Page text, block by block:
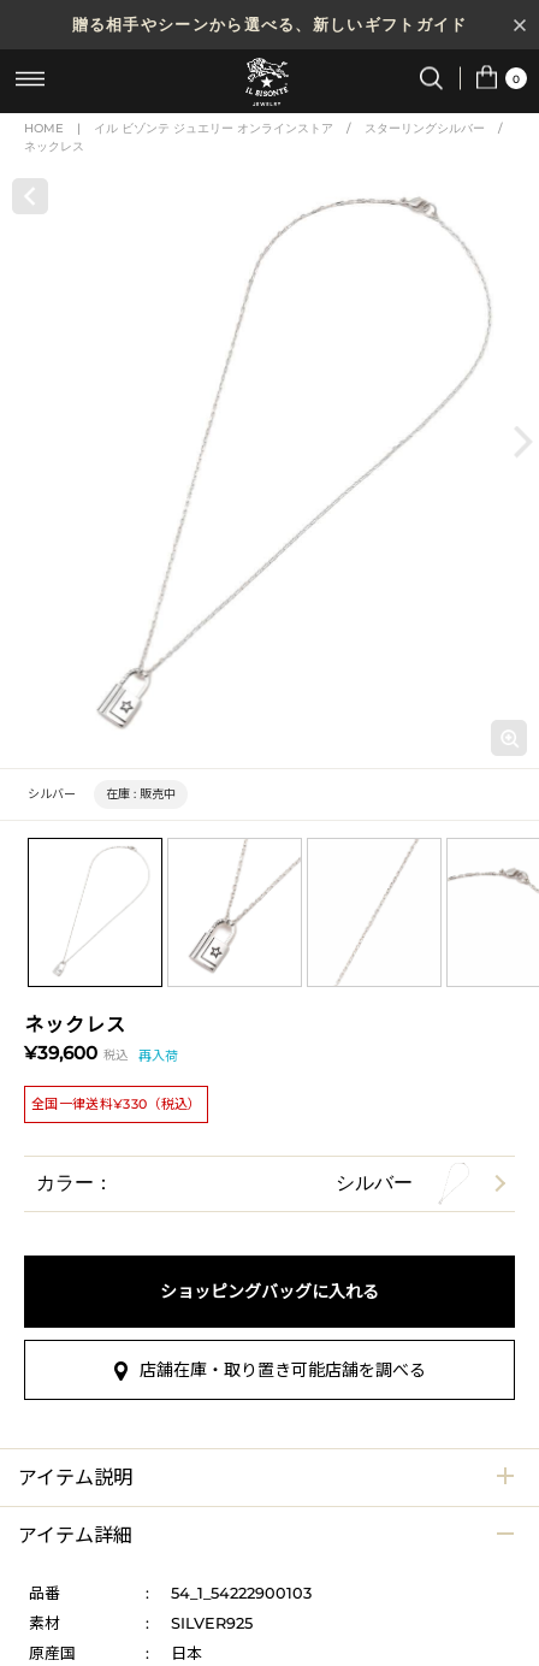
贈る相手やシーンから選べる、新しいギフトガイド
0
HOME | イル ビゾンテ ジュエリー オンラインストア / スターリングシルバー
/
ネックレス
ネックレス
¥39,600 税込 再入荷
全国一律送料¥330（税込）
シルバー 在庫 : 販売中
カラー： シルバー
ショッピングバッグに入れる
店舗在庫・取り置き可能店舗を調べる
アイテム説明
アイテム詳細
品番 :
54_1_54222900103
素材
:
SILVER925
原産国
:
日本